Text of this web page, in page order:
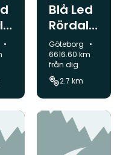
Blå Led
Rördale
n/Björsj
öås
Vättlefj
äll
Kommun:
Göteborg
6616.60 km
från dig
2.7 km